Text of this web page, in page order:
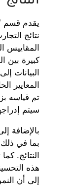
يقدم قسم
نتائج
المقاييس
كبيرة بين
البيانات
المعايير
سيتم
بالإضافة
النتائج.
هذه
إلى أن